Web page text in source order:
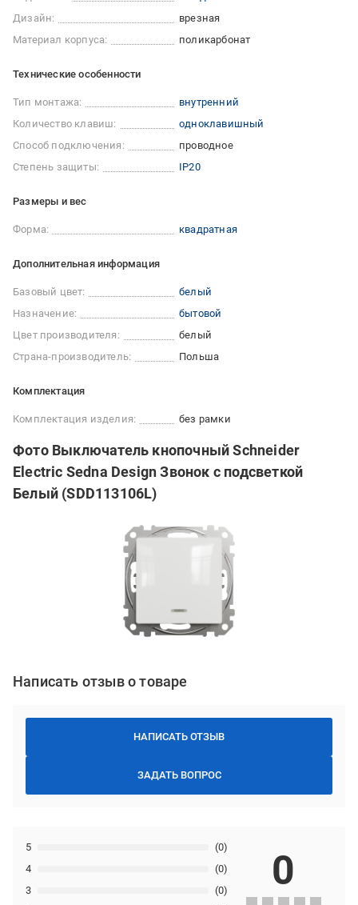
Дизайн:
врезная
Материал корпуса:
поликарбонат
Технические особенности
Тип монтажа:
внутренний
Количество клавиш:
одноклавишный
Способ подключения:
проводное
Степень защиты:
IP20
Размеры и вес
Форма: квадратная
Дополнительная информация
Базовый цвет:
белый
Назначение:
бытовой
Цвет производителя:
белый
Страна-производитель:
Польша
Комплектация
Комплектация изделия: без рамки
Фото Выключатель кнопочный Schneider
Electric Sedna Design Звонок с подсветкой
Белый (SDD113106L)
Написать отзыв о товаре
НАПИСАТЬ ОТЗЫВ
ЗАДАТЬ ВОПРОС
3 (0)
4 (0)
5 (0)
0